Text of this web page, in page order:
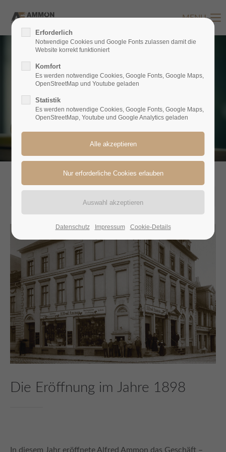
Login
Benutzername
Passwort
Lost your password?
Lorem ipsum dolor sit amet:
24h/ 365days
We offer support for our customers
Mon - Fri 8:00am - 5:00pm (GMT +1)
Get in touch
Cybersteel Inc.
San Francisco, CA 94102
Drop us a line
MENU
Die Eröffnung im Jahre 1898
In diesem Jahr eröffnete Alfred Ammon das Geschäft –
Erforderlich
Notwendige Cookies und Google Fonts zulassen damit die
Website korrekt funktioniert
Komfort
Es werden notwendige Cookies, Google Fonts, Google Maps,
OpenStreetMap und Youtube geladen
Statistik
Es werden notwendige Cookies, Google Fonts, Google Maps,
OpenStreetMap, Youtube und Google Analytics geladen
Datenschutz Impressum Cookie-Details